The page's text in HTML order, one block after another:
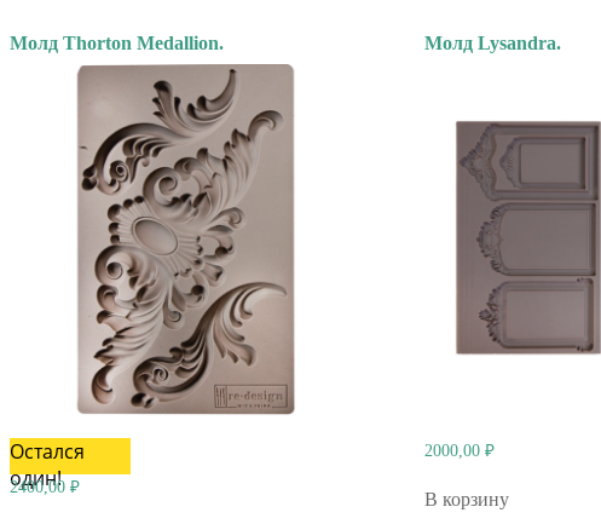
Молд Thorton Medallion.
Остался
один!
2400,00 ₽
Молд Lysandra.
2000,00₽
В корзину